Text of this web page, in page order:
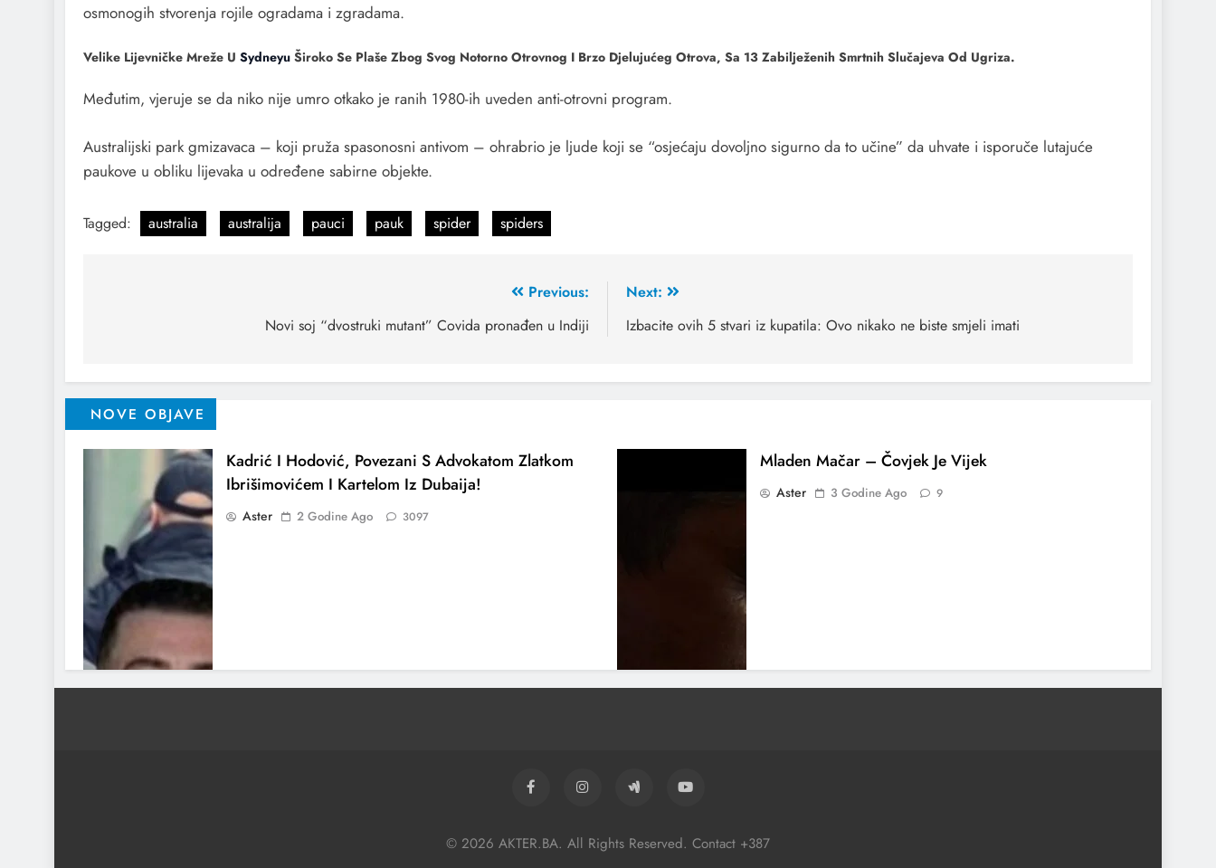
osmonogih stvorenja rojile ogradama i zgradama.
Velike Lijevničke Mreže U Sydneyu Široko Se Plaše Zbog Svog Notorno Otrovnog I Brzo Djelujućeg Otrova, Sa 13 Zabilježenih Smrtnih Slučajeva Od Ugriza.
Međutim, vjeruje se da niko nije umro otkako je ranih 1980-ih uveden anti-otrovni program.
Australijski park gmizavaca – koji pruža spasonosni antivom – ohrabrio je ljude koji se “osjećaju dovoljno sigurno da to učine” da uhvate i isporuče lutajuće
paukove u obliku lijevaka u određene sabirne objekte.
Tagged: australia australija pauci pauk spider spiders
Previous:
Novi soj “dvostruki mutant” Covida pronađen u Indiji
Next:
Izbacite ovih 5 stvari iz kupatila: Ovo nikako ne biste smjeli imati
NOVE OBJAVE
Kadrić I Hodović, Povezani S Advokatom Zlatkom
Ibrišimovićem I Kartelom Iz Dubaija!
Aster 2 Godine Ago 3097
Mladen Mačar – Čovjek Je Vijek
Aster 3 Godine Ago 9
© 2026 AKTER.BA. All Rights Reserved. Contact +387